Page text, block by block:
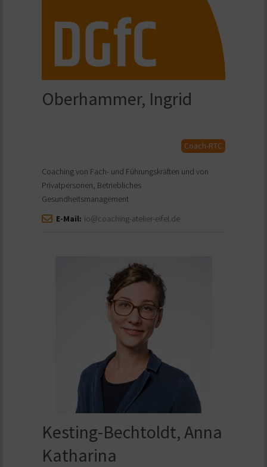
Oberhammer, Ingrid
Coach-RTC
Coaching von Fach- und Führungskräften und von
Privatpersonen, Betriebliches
Gesundheitsmanagement
E-Mail: io@coaching-atelier-eifel.de
Kesting-Bechtoldt, Anna
Katharina